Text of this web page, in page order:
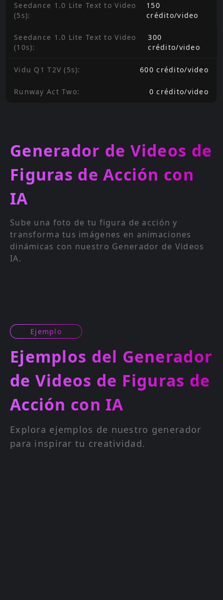
Seedance 1.0 Lite Text to Video
(5s):
150
crédito/video
Seedance 1.0 Lite Text to Video
(10s):
300
crédito/video
Vidu Q1 T2V (5s): 600 crédito/video
Runway Act Two: 0 crédito/video
Generador de Videos de
Figuras de Acción con
IA
Sube una foto de tu figura de acción y
transforma tus imágenes en animaciones
dinámicas con nuestro Generador de Videos
IA.
Ejemplo
Ejemplos del Generador
de Videos de Figuras de
Acción con IA
Explora ejemplos de nuestro generador
para inspirar tu creatividad.